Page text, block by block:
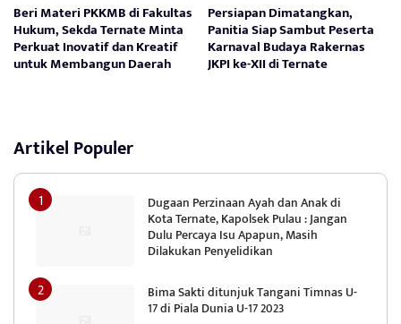
Beri Materi PKKMB di Fakultas
Hukum, Sekda Ternate Minta
Perkuat Inovatif dan Kreatif
untuk Membangun Daerah
Persiapan Dimatangkan,
Panitia Siap Sambut Peserta
Karnaval Budaya Rakernas
JKPI ke-XII di Ternate
Artikel Populer
Dugaan Perzinaan Ayah dan Anak di
Kota Ternate, Kapolsek Pulau : Jangan
Dulu Percaya Isu Apapun, Masih
Dilakukan Penyelidikan
Bima Sakti ditunjuk Tangani Timnas U-
17 di Piala Dunia U-17 2023